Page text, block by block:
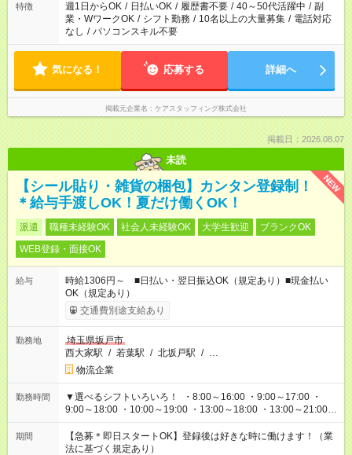
特徴 週1日からOK / 日払いOK / 履歴書不要 / 40～50代活躍中 / 副
業・WワークOK / シフト勤務 / 10名以上の大量募集 / 電話対応
なし / パソコンスキル不要
気になる！ 応募する 詳細へ
掲載元企業名 ケアスタッフィング株式会社
掲載日：2026.08.07
未読
NEW
【シール貼り・雑貨の梱包】カンタン登録制！
＊給与手渡しOK！夏だけ働くOK！
派遣 職種未経験OK 社会人未経験OK 大学生歓迎
ブランクOK
WEB登録・面接OK
給与
時給1306円～ ■日払い・翌日振込OK（規定あり）■現金払い
OK（規定あり）
交通費別途支給あり
勤務地
埼玉県坂戸市
西大家駅 / 若葉駅 / 北坂戸駅 / …
物流企業
勤務時間
▼選べるシフトいろいろ！ ・8:00～16:00 ・9:00～17:00 ・
9:00～18:00 ・10:00～19:00 ・13:00～18:00 ・13:00～21:00
・22:00～翌6:00 など 上記以外の時間で相談可能なお仕事も！
あなたの希望を教えてください！
期間
【急募＊即日スタートOK】登録後は好きな時に働けます！（業
法に基づく規定あり）